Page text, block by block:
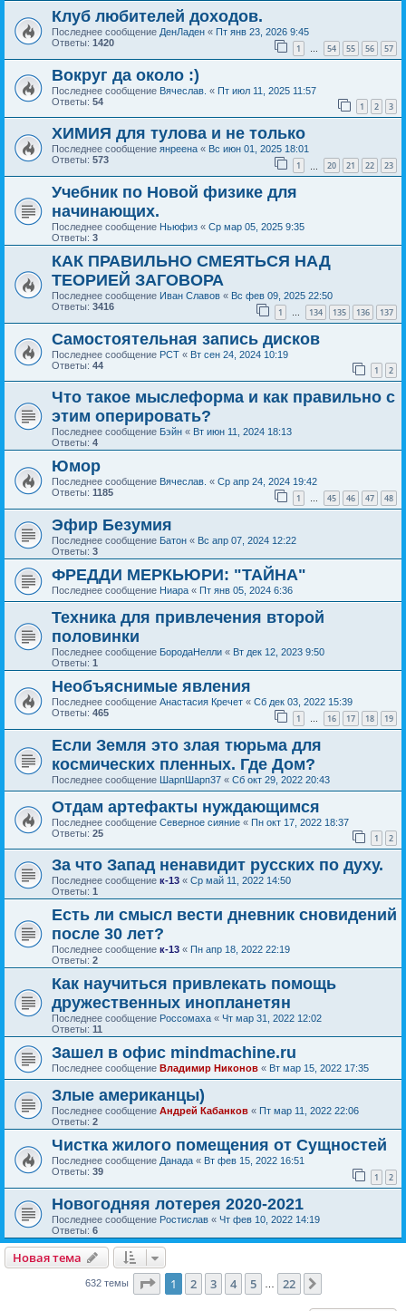
Клуб любителей доходов.
Последнее сообщение ДенЛаден « Пт янв 23, 2026 9:45
Ответы: 1420 1 … 54 55 56 57
Вокруг да около :)
Последнее сообщение Вячеслав. « Пт июл 11, 2025 11:57
Ответы: 54 1 2 3
ХИМИЯ для тулова и не только
Последнее сообщение янреена « Вс июн 01, 2025 18:01
Ответы: 573 1 20 21 22 23
Учебник по Новой физике для
начинающих.
Последнее сообщение Ньюфиз « Ср мар 05, 2025 9:35
Ответы: 3
КАК ПРАВИЛЬНО СМЕЯТЬСЯ НАД
ТЕОРИЕЙ ЗАГОВОРА
Последнее сообщение Иван Славов « Вс фев 09, 2025 22:50
Ответы: 3416 1 … 134 135 136 137
Самостоятельная запись дисков
Последнее сообщение РСТ « Вт сен 24, 2024 10:19
Ответы: 44 1 2
Что такое мыслеформа и как правильно с
этим оперировать?
Последнее сообщение Бэйн « Вт июн 11, 2024 18:13
Ответы: 4
Юмор
Последнее сообщение Вячеслав. « Ср апр 24, 2024 19:42
Ответы: 1185 1 … 45 46 47 48
Эфир Безумия
Последнее сообщение Батон « Вс апр 07, 2024 12:22
Ответы: 3
ФРЕДДИ МЕРКЬЮРИ: "ТАЙНА"
Последнее сообщение Ниара « Пт янв 05, 2024 6:36
Техника для привлечения второй
половинки
Последнее сообщение БородаНелли « Вт дек 12, 2023 9:50
Ответы: 1
Необъяснимые явления
Последнее сообщение Анастасия Кречет « Сб дек 03, 2022 15:39
Ответы: 465 1 … 16 17 18 19
Если Земля это злая тюрьма для
космических пленных. Где Дом?
Последнее сообщение ШарпШарп37 « Сб окт 29, 2022 20:43
Отдам артефакты нуждающимся
Последнее сообщение Северное сияние « Пн окт 17, 2022 18:37
Ответы: 25 1 2
За что Запад ненавидит русских по духу.
Последнее сообщение к-13 « Ср май 11, 2022 14:50
Ответы: 1
Есть ли смысл вести дневник сновидений
после 30 лет?
Последнее сообщение к-13 « Пн апр 18, 2022 22:19
Ответы: 2
Как научиться привлекать помощь
дружественных инопланетян
Последнее сообщение Россомаха « Чт мар 31, 2022 12:02
Ответы: 11
Зашел в офис mindmachine.ru
Последнее сообщение Владимир Никонов « Вт мар 15, 2022 17:35
Злые американцы)
Последнее сообщение Андрей Кабанков « Пт мар 11, 2022 22:06
Ответы: 2
Чистка жилого помещения от Сущностей
Последнее сообщение Данада « Вт фев 15, 2022 16:51
Ответы: 39 1 2
Новогодняя лотерея 2020-2021
Последнее сообщение Ростислав « Чт фев 10, 2022 14:19
Ответы: 6
Новая тема
632 темы Страница из 22
1 2 3 4 5 22